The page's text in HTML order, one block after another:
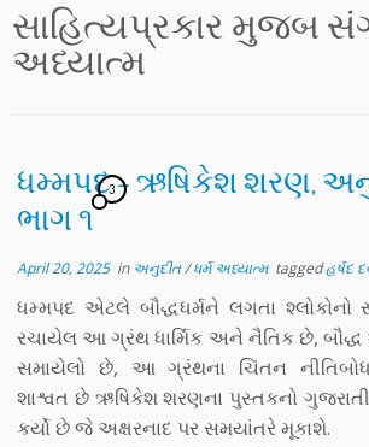
સાહિત્યપ્રકાર મુજબ
અધ્યાત્મ
ધમ્મપદ – ઋષિકેશ શરણ,
ભાગ ૧
3
April 20, 2025in અનુદીત/ધર્મ અધ્યાત્મ taggedહર્ષદ
ધમ્મપદ એટલે બૌદ્ધધર્મને લગતા શ્લોકોનો
રચાયેલ આ ગ્રંથ ધાર્મિક અને નૈતિક છે, બૌદ્ધ
સમાયેલો છે, આ ગ્રંથના ચિંતન
શાશ્વત છે ઋષિકેશ શરણના પુસ્તકનો
કર્યો છે જે અક્ષરનાદ પર સમયાંતરે મૂકાશે.